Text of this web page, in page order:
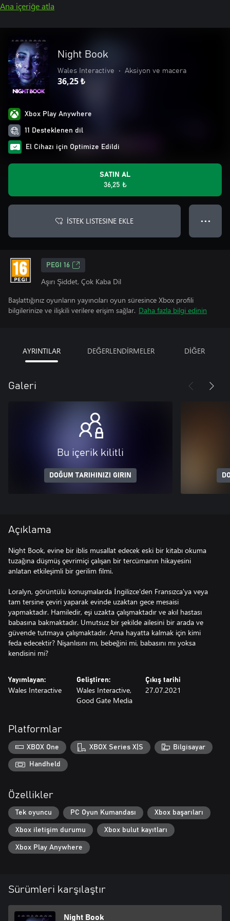
Ana içeriğe atla
Night Book
Wales Interactive • Aksiyon ve macera
36,25 ₺
Xbox Play Anywhere
11 Desteklenen dil
El Cihazı için Optimize Edildi
SATIN AL
36,25 ₺
İSTEK LISTESINE EKLE ● ● ●
PEGI 16
Aşırı Şiddet, Çok Kaba Dil
Başlattığınız oyunların yayıncıları oyun süresince Xbox profili
bilgilerinize ve ilişkili verilere erişim sağlar. Daha fazla bilgi edinin
AYRINTILAR DEĞERLENDİRMELER DİĞER
Galeri
Bu içerik kilitli
DOĞUM TARIHINIZI GIRIN
Açıklama
Night Book, evine bir iblis musallat edecek eski bir kitabı okuma
tuzağına düşmüş çevrimiçi çalışan bir tercümanın hikayesini
anlatan etkileşimli bir gerilim filmi.
Loralyn, görüntülü konuşmalarda İngilizce'den Fransızca'ya veya
tam tersine çeviri yaparak evinde uzaktan gece mesaisi
yapmaktadır. Hamiledir, eşi uzakta çalışmaktadır ve akıl hastası
babasına bakmaktadır. Umutsuz bir şekilde ailesini bir arada ve
güvende tutmaya çalışmaktadır. Ama hayatta kalmak için kimi
feda edecektir? Nişanlısını mı, bebeğini mi, babasını mı yoksa
kendisini mi?
Yayımlayan:
Wales Interactive
Geliştiren:
Wales Interactive,
Good Gate Media
Çıkış tarihi
27.07.2021
Platformlar
XBOX One XBOX Series X|S Bilgisayar
Handheld
Özellikler
Tek oyuncu PC Oyun Kumandası Xbox başarıları
Xbox iletişim durumu Xbox bulut kayıtları
Xbox Play Anywhere
Sürümleri karşılaştır
Night Book